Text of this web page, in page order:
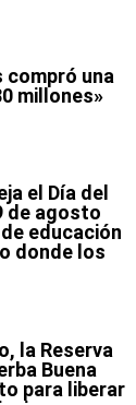
compró una
millones»
el Día del
de agosto
educación
donde los
la Reserva
Buena
para liberar